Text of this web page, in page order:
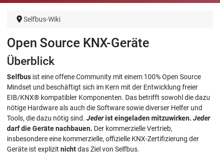
Selfbus-Wiki
Open Source KNX-Geräte
Überblick
Selfbus ist eine offene Community mit einem 100% Open Source
Mindset und beschäftigt sich im Kern mit der Entwicklung freier
EIB/KNX® kompatibler Komponenten. Das betrifft sowohl die dazu
nötige Hardware als auch die Software sowie diverser Helfer und
Tools, die dazu nötig sind.Jederist eingeladen mitzuwirken.Jeder
darf die Geräte nachbauen. Der kommerzielle Vertrieb,
insbesondere eine kommerzielle, offizielle KNX-Zertifizierung der
Geräte ist explizitnichtdas Ziel von Selfbus.